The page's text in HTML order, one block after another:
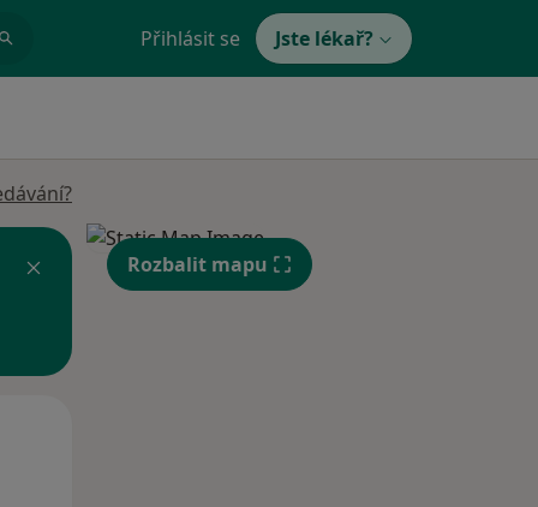
Přihlásit se Jste lékař?
Rozbalit mapu